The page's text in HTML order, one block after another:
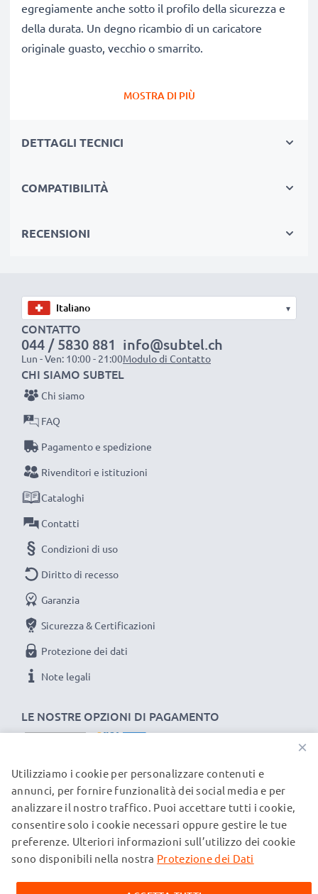
egregiamente anche sotto il profilo della sicurezza e
della durata. Un degno ricambio di un caricatore
originale guasto, vecchio o smarrito.
un caricatore che fa bene
ricaricare
leggero, che non scalda né ingombra
componenti evitano un rapido logorio delle celle,
tensione di esercizio
✔ Filo resistente e flessibile, ma che non si aggroviglia
+ Materiale piacevole al tatto
✔ Sicurezza certificata: protezione da corto circuito,
surriscaldamento e sovratensione
Caricatore subtel: un caricabatterie dall’ottimo
rapporto qualità-prezzo
AC Adapter / Power Supply:
Marca: subtel
Collegamento 1: Connettore Ericsson
Tensione di uscita / Output Volt: 5V
Amperaggio / Output ampere: 0.5A / 500mA
MOSTRA DI PIÙ
DETTAGLI TECNICI
COMPATIBILITÀ
RECENSIONI
▾
CONTATTO
044 / 5830 881
Lun - Ven: 10:00 - 21:00
info@subtel.ch
Modulo di Contatto
LE NOSTRE OPZIONI DI PAGAMENTO
CHI SIAMO SUBTEL
Chi siamo
FAQ
Pagamento e spedizione
Rivenditori e istituzioni
Cataloghi
Contatti
Condizioni di uso
Diritto di recesso
Garanzia
Sicurezza & Certificazioni
Protezione dei dati
Note legali
I NOSTRI PARTNER DI SPEDIZIONE
© subtel.ch 2026
Tutti i prezzi sono comprensivi di IVA e al netto dei costi di
spedizione. Si prega di notare che tutti i marchi citati sono
menzionati sulle nostre pagine web esclusivamente per
×
Utilizziamo i cookie per personalizzare contenuti e
annunci, per fornire funzionalità dei social media e per
analizzare il nostro traffico. Puoi accettare tutti i cookie,
consentire solo i cookie necessari oppure gestire le tue
preferenze. Ulteriori informazioni sull’utilizzo dei cookie
sono disponibili nella nostra Protezione dei Dati